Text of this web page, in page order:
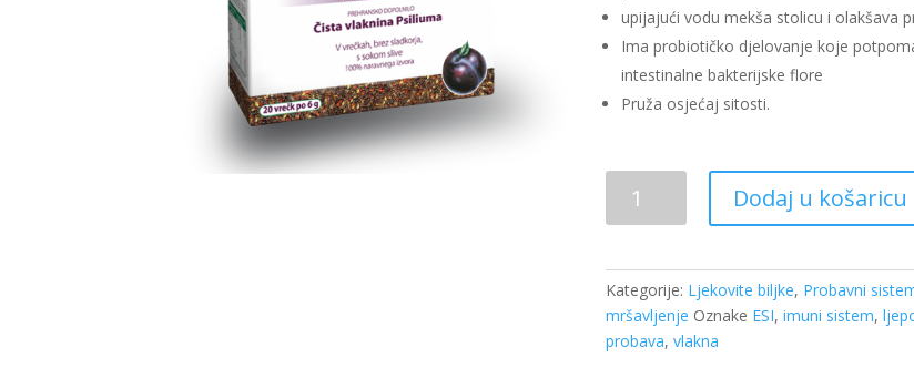
upijajući vodu mekša stolicu i olakšava
Ima probiotičko djelovanje koje
intestinalne bakterijske flore
Pruža osjećaj sitosti.
Psylliox
a
20
kesica
Dodaj u košaricu
Kategorije: Ljekovite biljke, Probavni
mršavljenje Oznake ESI,imuni sistem,
probava,vlakna